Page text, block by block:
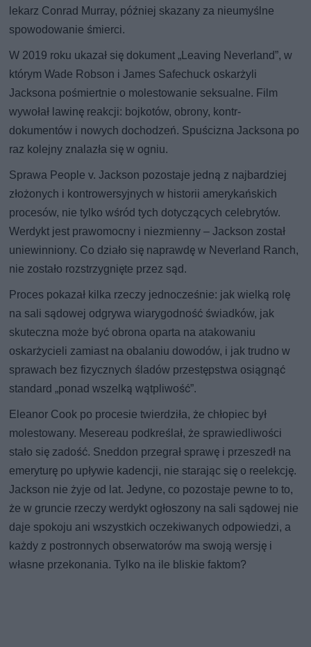
lekarz Conrad Murray, później skazany za nieumyślne
spowodowanie śmierci.
W 2019 roku ukazał się dokument „Leaving Neverland”, w
którym Wade Robson i James Safechuck oskarżyli
Jacksona pośmiertnie o molestowanie seksualne. Film
wywołał lawinę reakcji: bojkotów, obrony, kontr-
dokumentów i nowych dochodzeń. Spuścizna Jacksona po
raz kolejny znalazła się w ogniu.
Sprawa People v. Jackson pozostaje jedną z najbardziej
złożonych i kontrowersyjnych w historii amerykańskich
procesów, nie tylko wśród tych dotyczących celebrytów.
Werdykt jest prawomocny i niezmienny – Jackson został
uniewinniony. Co działo się naprawdę w Neverland Ranch,
nie zostało rozstrzygnięte przez sąd.
Proces pokazał kilka rzeczy jednocześnie: jak wielką rolę
na sali sądowej odgrywa wiarygodność świadków, jak
skuteczna może być obrona oparta na atakowaniu
oskarżycieli zamiast na obalaniu dowodów, i jak trudno w
sprawach bez fizycznych śladów przestępstwa osiągnąć
standard „ponad wszelką wątpliwość”.
Eleanor Cook po procesie twierdziła, że chłopiec był
molestowany. Mesereau podkreślał, że sprawiedliwości
stało się zadość. Sneddon przegrał sprawę i przeszedł na
emeryturę po upływie kadencji, nie starając się o reelekcję.
Jackson nie żyje od lat. Jedyne, co pozostaje pewne to to,
że w gruncie rzeczy werdykt ogłoszony na sali sądowej nie
daje spokoju ani wszystkich oczekiwanych odpowiedzi, a
każdy z postronnych obserwatorów ma swoją wersję i
własne przekonania. Tylko na ile bliskie faktom?